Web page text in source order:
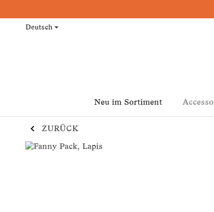
Deutsch
Neu im Sortiment
ZURÜCK